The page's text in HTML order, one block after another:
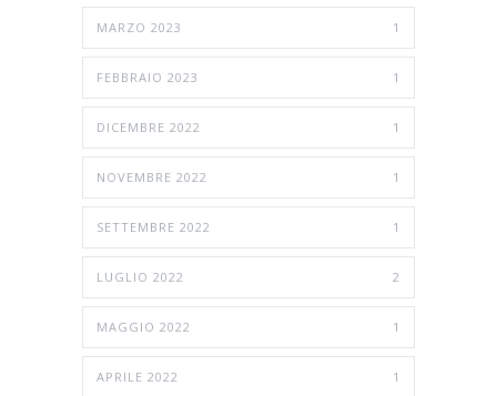
MARZO 2023 1
FEBBRAIO 2023 1
DICEMBRE 2022 1
NOVEMBRE 2022 1
SETTEMBRE 2022 1
LUGLIO 2022 2
MAGGIO 2022 1
APRILE 2022 1